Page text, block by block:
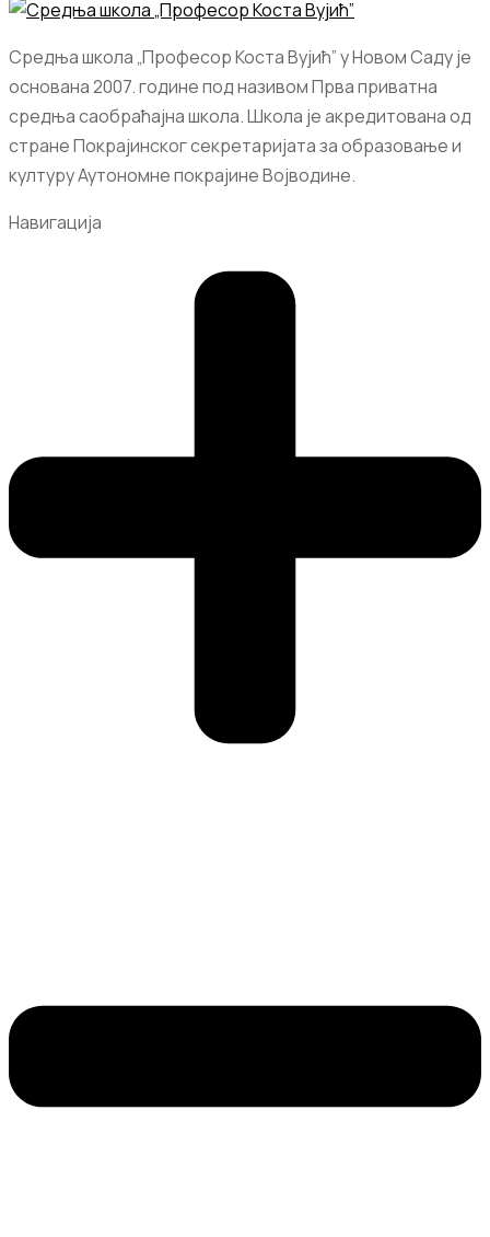
Средња школа „Професор Коста Вујић” у Новом Саду је
основана 2007. године под називом Прва приватна
средња саобраћајна школа. Школа је акредитована од
стране Покрајинског секретаријата за образовање и
културу Аутономне покрајине Војводине.
Навигација